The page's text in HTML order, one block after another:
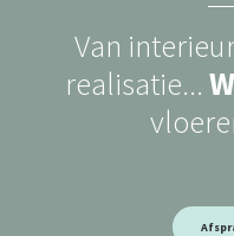
Van
realisatie...